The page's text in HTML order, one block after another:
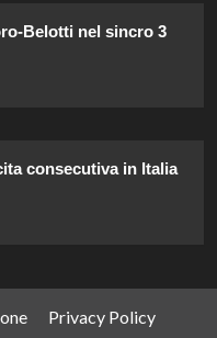
Belotti nel sincro 3
consecutiva in Italia
Privacy Policy